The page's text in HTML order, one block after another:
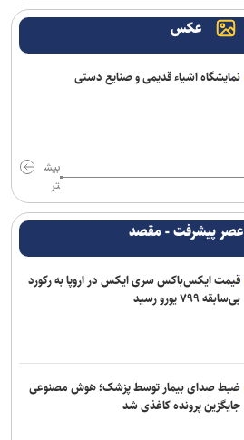
عکس
نمایشگاه اشیاء قدیمی و صنایع دستی
بیش
تر
عصر پیشرفت - مقصد
قیمت ایکس‌باکس سری ایکس در اروپا به رکورد
بی‌سابقه ۷۹۹ یورو رسید
ضبط صدای بیمار توسط پزشک؛ هوش مصنوعی
جایگزین پرونده کاغذی شد